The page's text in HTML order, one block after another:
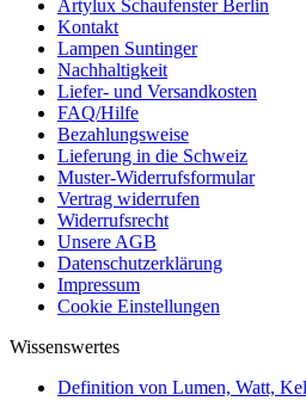
Artylux Schaufenster Berlin
Kontakt
Lampen Suntinger
Nachhaltigkeit
Liefer- und Versandkosten
FAQ/Hilfe
Bezahlungsweise
Lieferung in die Schweiz
Muster-Widerrufsformular
Vertrag widerrufen
Widerrufsrecht
Unsere AGB
Datenschutzerklärung
Impressum
Cookie Einstellungen
Wissenswertes
Definition von Lumen, Watt,